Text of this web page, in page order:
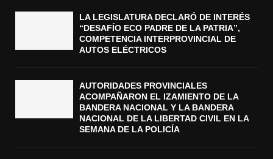
LA LEGISLATURA DECLARÓ DE INTERÉS
“DESAFÍO ECO PADRE DE LA PATRIA”,
COMPETENCIA INTERPROVINCIAL DE
AUTOS ELÉCTRICOS
AUTORIDADES PROVINCIALES
ACOMPAÑARON EL IZAMIENTO DE LA
BANDERA NACIONAL Y LA BANDERA
NACIONAL DE LA LIBERTAD CIVIL EN LA
SEMANA DE LA POLICÍA